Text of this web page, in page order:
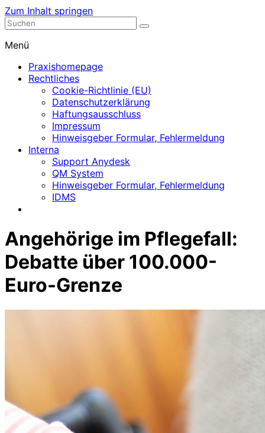
Zum Inhalt springen
Nephrologische Praxis mit Dialyse
Menü
Praxishomepage
Rechtliches
Cookie-Richtlinie (EU)
Datenschutzerklärung
Haftungsausschluss
Impressum
Hinweisgeber Formular, Fehlermeldung
Interna
Support Anydesk
QM System
Hinweisgeber Formular, Fehlermeldung
IDMS
Angehörige im Pflegefall:
Debatte über 100.000-
Euro-Grenze